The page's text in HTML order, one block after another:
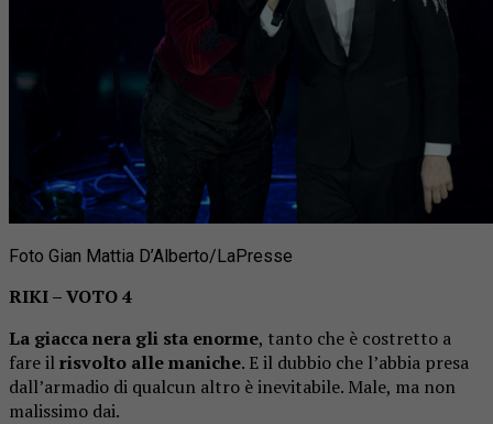
Foto Gian Mattia D’Alberto/LaPresse
RIKI – VOTO 4
La giacca nera gli sta enorme, tanto che è costretto a
fare ilrisvolto alle maniche. E il dubbio che l’abbia presa
dall’armadio di qualcun altro è inevitabile. Male, ma non
malissimo dai.